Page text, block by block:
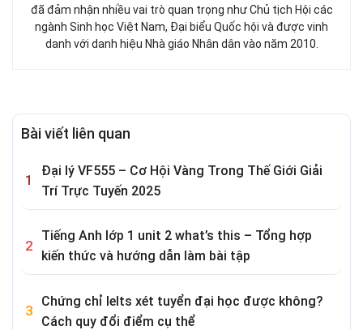
đã đảm nhận nhiều vai trò quan trọng như Chủ tịch Hội các
ngành Sinh học Việt Nam, Đại biểu Quốc hội và được vinh
danh với danh hiệu Nhà giáo Nhân dân vào năm 2010.
Bài viết liên quan
Đại lý VF555 – Cơ Hội Vàng Trong Thế Giới Giải
Trí Trực Tuyến 2025
Tiếng Anh lớp 1 unit 2 what’s this – Tổng hợp
kiến thức và hướng dẫn làm bài tập
Chứng chỉ Ielts xét tuyển đại học được không?
Cách quy đổi điểm cụ thể